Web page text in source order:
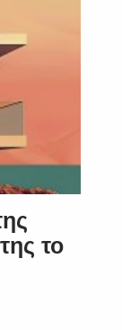
το